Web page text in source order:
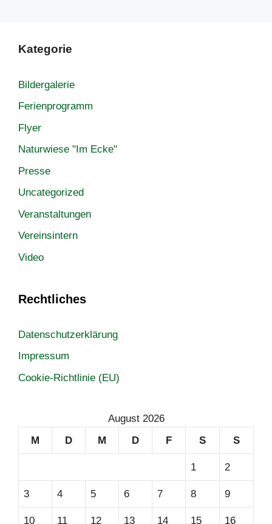
Kategorie
Bildergalerie
Ferienprogramm
Flyer
Naturwiese "Im Ecke"
Presse
Uncategorized
Veranstaltungen
Vereinsintern
Video
Rechtliches
Datenschutzerklärung
Impressum
Cookie-Richtlinie (EU)
August 2026
M
D M D F S S
1 2
3 4 5 6 7 8 9
10 11 12 13 14 15 16